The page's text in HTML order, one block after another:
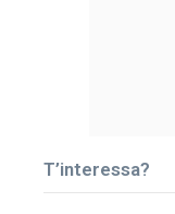
T’interessa?